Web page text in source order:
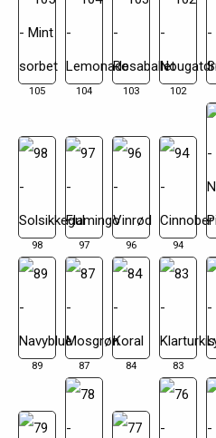
105 104 103 102
98 97 96 94
89 87 84 83